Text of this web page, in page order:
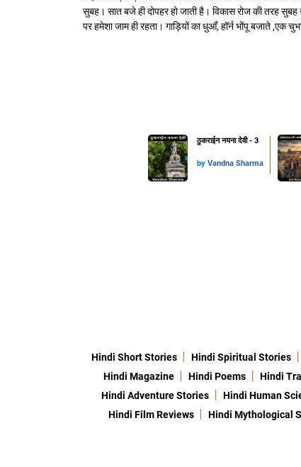
सुबह। सात बजे ही दोपहर हो जाती है। विकास रोज की तरह
पर हमेशा जाम ही रहता। गाड़ियों का धुआँ, हॉर्न भोंपू बजाते ,एक
ठुकराईन नयना देवी - 3
by Vandna Sharma
Hindi Short Stories Hindi Spiritual Stories
Hindi Magazine
Hindi Poems Hindi
Hindi Adventure Stories
Hindi Human
Hindi Film Reviews
Hindi Mythological